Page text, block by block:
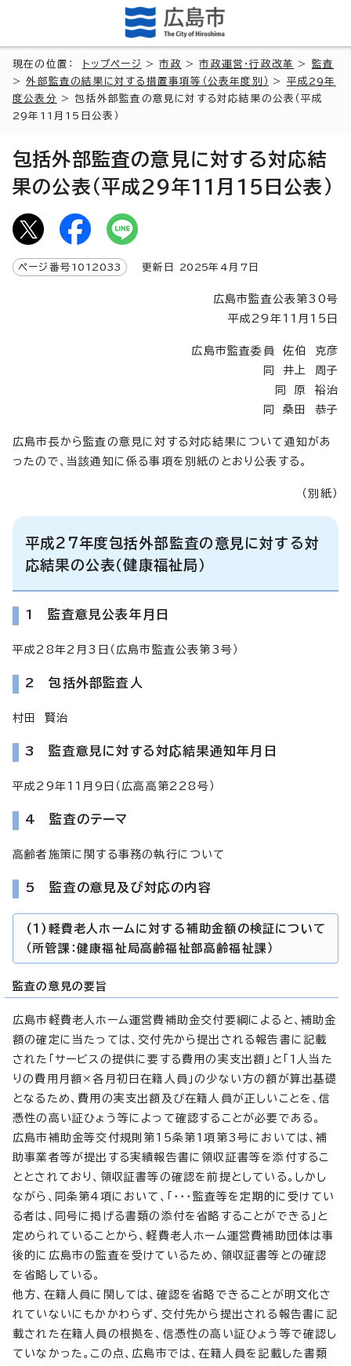
現在の位置： トップページ >市政 >市政運営・行政改革 > 監査
>外部監査の結果に対する措置事項等（公表年度別） > 平成29年
度公表分 > 包括外部監査の意見に対する対応結果の公表（平成
29年11月15日公表）
包括外部監査の意見に対する対応結
果の公表（平成29年11月15日公表）
ページ番号 1012033 更新日 2025年4月7日
広島市監査公表第30号
平成29年11月15日
広島市監査委員 佐伯 克彦
同 井上 周子
同 原 裕治
同 桑田 恭子
広島市長から監査の意見に対する対応結果について通知があ
ったので、当該通知に係る事項を別紙のとおり公表する。
（別紙）
平成27年度包括外部監査の意見に対する対
応結果の公表（健康福祉局）
1 監査意見公表年月日
平成28年2月3日（広島市監査公表第3号）
2 包括外部監査人
村田 賢治
3 監査意見に対する対応結果通知年月日
平成29年11月9日（広高高第228号）
4 監査のテーマ
高齢者施策に関する事務の執行について
5 監査の意見及び対応の内容
(1)軽費老人ホームに対する補助金額の検証について
（所管課：健康福祉局高齢福祉部高齢福祉課）
監査の意見の要旨
広島市軽費老人ホーム運営費補助金交付要綱によると、補助金
額の確定に当たっては、交付先から提出される報告書に記載
された「サービスの提供に要する費用の実支出額」と「1人当た
りの費用月額×各月初日在籍人員」の少ない方の額が算出基礎
となるため、費用の実支出額及び在籍人員が正しいことを、信
憑性の高い証ひょう等によって確認することが必要である。
広島市補助金等交付規則第15条第1項第3号においては、補
助事業者等が提出する実績報告書に領収証書等を添付するこ
ととされており、領収証書等の確認を前提としている。しかし
ながら、同条第4項において、「・・・監査等を定期的に受けてい
る者は、同号に掲げる書類の添付を省略することができる」と
定められていることから、軽費老人ホーム運営費補助団体は事
後的に広島市の監査を受けているため、領収証書等との確認
を省略している。
他方、在籍人員に関しては、確認を省略できることが明文化さ
れていないにもかかわらず、交付先から提出される報告書に記
載された在籍人員の根拠を、信憑性の高い証ひょう等で確認し
ていなかった。この点、広島市では、在籍人員を記載した書類